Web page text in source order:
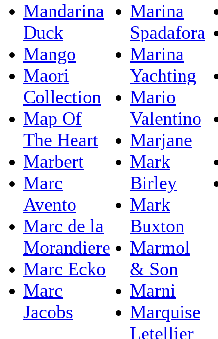
Mandarina
Duck
Mango
Maori
Collection
Map Of
The Heart
Marbert
Marc
Avento
Marc de la
Morandiere
Marc Ecko
Marc
Jacobs
Marina
Spadafora
Marina
Yachting
Mario
Valentino
Marjane
Mark
Birley
Mark
Buxton
Marmol
& Son
Marni
Marquise
Letellier